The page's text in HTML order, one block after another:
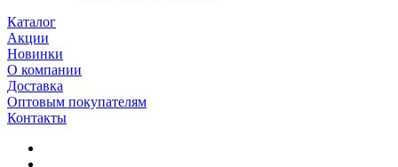
Каталог
Акции
Новинки
О компании
Доставка
Оптовым покупателям
Контакты